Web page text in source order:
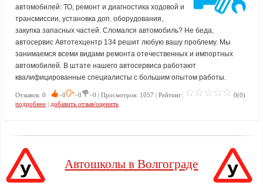
автомобилей: ТО, ремонт и диагностика ходовой и
трансмиссии, установка доп. оборудования,
закупка запасных частей. Сломался автомобиль? Не беда,
автосервис Автотехцентр 134 решит любую вашу проблему. Мы
занимаемся всеми видами ремонта отечественных и импортных
автомобилей. В штате нашего автосервиса работают
квалифицированные специалисты с большим опытом работы.
Отзывов: 0 −0 −0 −0 | Просмотров: 1057 | Рейтинг:
0(0)
подробнее | добавить отзыв/оценить
Автошколы в Волгограде